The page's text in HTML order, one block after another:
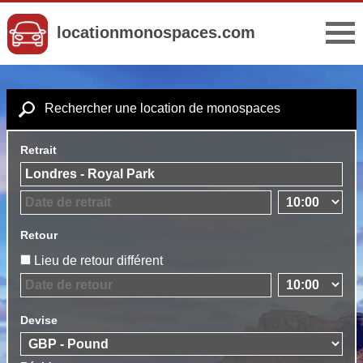
locationmonospaces.com
Rechercher une location de monospaces
Retrait
Retour
Lieu de retour différent
Devise